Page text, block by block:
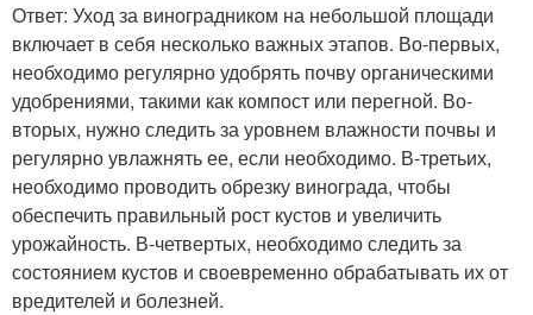
Ответ: Уход за виноградником на небольшой площади
включает в себя несколько важных этапов. Во-первых,
необходимо регулярно удобрять почву органическими
удобрениями, такими как компост или перегной. Во-
вторых, нужно следить за уровнем влажности почвы и
регулярно увлажнять ее, если необходимо. В-третьих,
необходимо проводить обрезку винограда, чтобы
обеспечить правильный рост кустов и увеличить
урожайность. В-четвертых, необходимо следить за
состоянием кустов и своевременно обрабатывать их от
вредителей и болезней.